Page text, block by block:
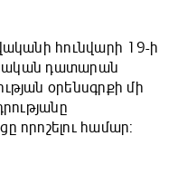
հունվարի 19-ի
դատարան
օրենսգրքի մի
որոշելու համար: